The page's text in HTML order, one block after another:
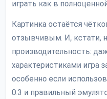
играть как в
Картинка остаётся
отзывчивым. И, кстати,
производительность:
характеристиками игра
особенно если
0.3 и правильный